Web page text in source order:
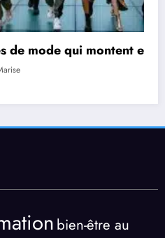
qui montent en 2026
bien-être au